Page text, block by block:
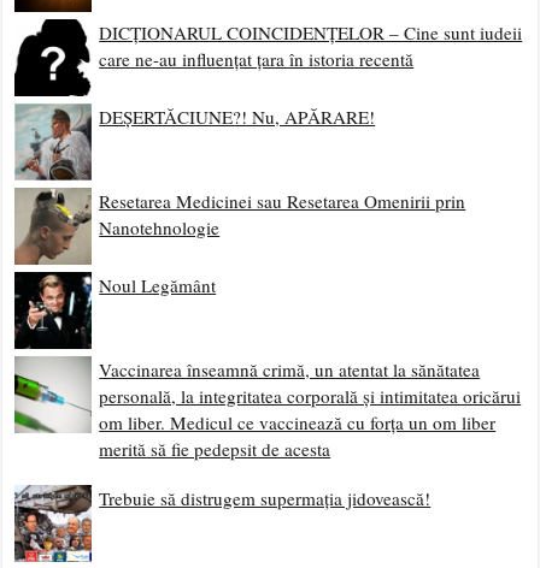
DICȚIONARUL COINCIDENȚELOR – Cine sunt iudeii
care ne-au influențat țara în istoria recentă
DEȘERTĂCIUNE?! Nu, APĂRARE!
Resetarea Medicinei sau Resetarea Omenirii prin
Nanotehnologie
Noul Legământ
Vaccinarea înseamnă crimă, un atentat la sănătatea
personală, la integritatea corporală și intimitatea oricărui
om liber. Medicul ce vaccinează cu forța un om liber
merită să fie pedepsit de acesta
Trebuie să distrugem supermația jidovească!